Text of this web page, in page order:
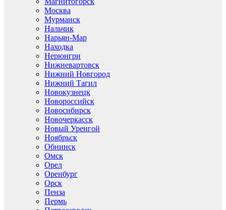
Москва
Мурманск
Нальчик
Нарьян-Мар
Находка
Нерюнгри
Нижневартовск
Нижний Новгород
Нижний Тагил
Новокузнецк
Новороссийск
Новосибирск
Новочеркасск
Новый Уренгой
Ноябрьск
Обнинск
Омск
Орел
Оренбург
Орск
Пенза
Пермь